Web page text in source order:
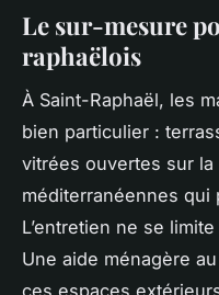
Le sur-mesure
raphaëlois
À Saint-Raphaël, les
bien particulier :
vitrées ouvertes sur la
méditerranéennes
L’entretien ne se
Une aide ménagère